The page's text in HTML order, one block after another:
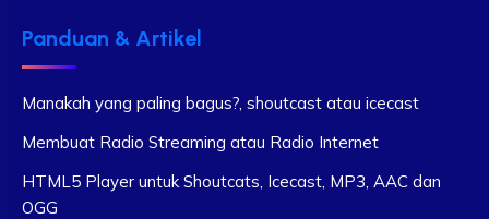
Panduan & Artikel
Manakah yang paling bagus?, shoutcast atau icecast
Membuat Radio Streaming atau Radio Internet
HTML5 Player untuk Shoutcats, Icecast, MP3, AAC dan
OGG